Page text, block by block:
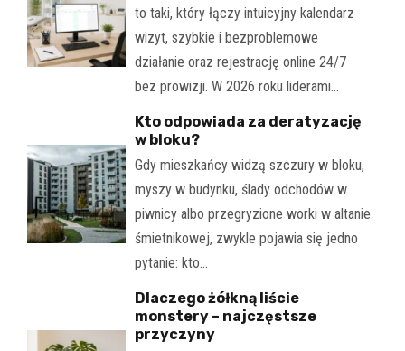
to taki, który łączy intuicyjny kalendarz
wizyt, szybkie i bezproblemowe
działanie oraz rejestrację online 24/7
bez prowizji. W 2026 roku liderami…
Kto odpowiada za deratyzację
w bloku?
Gdy mieszkańcy widzą szczury w bloku,
myszy w budynku, ślady odchodów w
piwnicy albo przegryzione worki w altanie
śmietnikowej, zwykle pojawia się jedno
pytanie: kto…
Dlaczego żółkną liście
monstery – najczęstsze
przyczyny